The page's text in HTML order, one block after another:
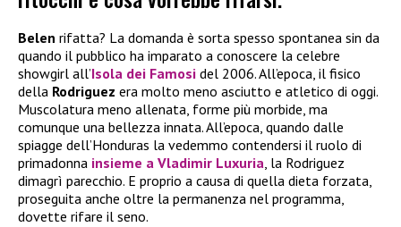
Belen rifatta? La domanda è sorta spesso spontanea sin da
quando il pubblico ha imparato a conoscere la celebre
showgirl all’Isola dei Famosi del 2006. All’epoca, il fisico
della Rodriguez era molto meno asciutto e atletico di oggi.
Muscolatura meno allenata, forme più morbide, ma
comunque una bellezza innata. All’epoca, quando dalle
spiagge dell’Honduras la vedemmo contendersi il ruolo di
primadonna insieme a Vladimir Luxuria, la Rodriguez
dimagrì parecchio. E proprio a causa di quella dieta forzata,
proseguita anche oltre la permanenza nel programma,
dovette rifare il seno.